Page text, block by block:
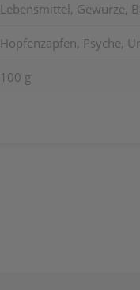
Lebensmittel, Gewürze,
Hopfenzapfen, Psyche,
100 g